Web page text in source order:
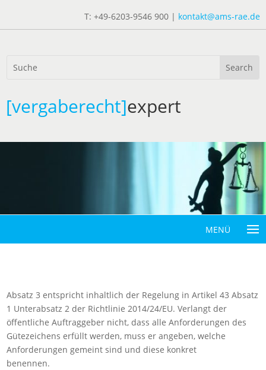
T: +49-6203-9546 900 | kontakt@ams-rae.de
[vergaberecht]expert
Absatz 3 entspricht inhaltlich der Regelung in Artikel 43 Absatz
1 Unterabsatz 2 der Richtlinie 2014/24/EU. Verlangt der
öffentliche Auftraggeber nicht, dass alle Anforderungen des
Gütezeichens erfüllt werden, muss er angeben, welche
Anforderungen gemeint sind und diese konkret
benennen.